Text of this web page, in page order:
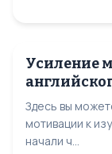
Усиление
Здесь вы
мотивации к
начали ч...